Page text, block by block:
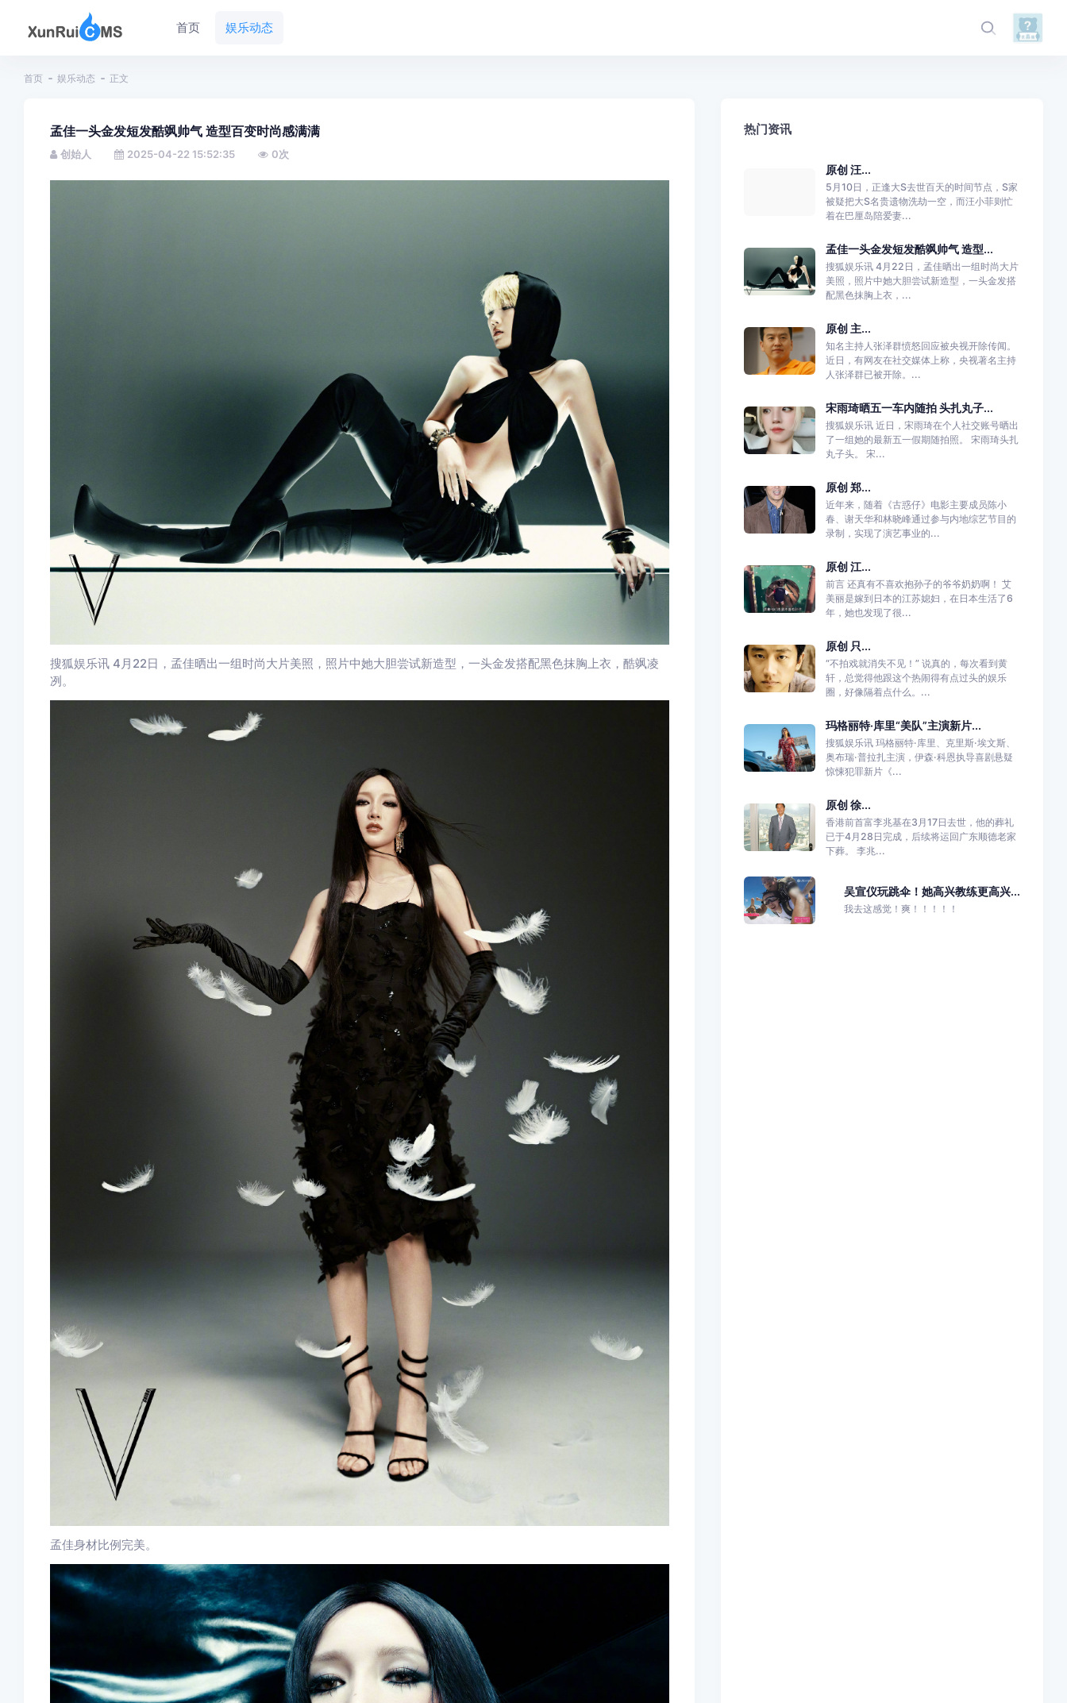
首页 娱乐动态
首页 娱乐动态 正文
孟佳一头金发短发酷飒帅气 造型百变时尚感满满
创始人 2025-04-22 15:52:35 0次
搜狐娱乐讯 4月22日，孟佳晒出一组时尚大片美照，照片中她大胆尝试新造型，一头金发搭配黑色抹胸上衣，酷飒凌
冽。
孟佳身材比例完美。
热门资讯
原创 汪...
5月10日，正逢大S去世百天的时间节点，S家
被疑把大S名贵遗物洗劫一空，而汪小菲则忙
着在巴厘岛陪爱妻...
孟佳一头金发短发酷飒帅气 造型...
搜狐娱乐讯 4月22日，孟佳晒出一组时尚大片
美照，照片中她大胆尝试新造型，一头金发搭
配黑色抹胸上衣，...
原创 主...
知名主持人张泽群愤怒回应被央视开除传闻。
近日，有网友在社交媒体上称，央视著名主持
人张泽群已被开除。...
宋雨琦晒五一车内随拍 头扎丸子...
搜狐娱乐讯 近日，宋雨琦在个人社交账号晒出
了一组她的最新五一假期随拍照。 宋雨琦头扎
丸子头。 宋...
原创 郑...
近年来，随着《古惑仔》电影主要成员陈小
春、谢天华和林晓峰通过参与内地综艺节目的
录制，实现了演艺事业的...
原创 江...
前言 还真有不喜欢抱孙子的爷爷奶奶啊！ 艾
美丽是嫁到日本的江苏媳妇，在日本生活了6
年，她也发现了很...
原创 只...
“不拍戏就消失不见！” 说真的，每次看到黄
轩，总觉得他跟这个热闹得有点过头的娱乐
圈，好像隔着点什么。...
玛格丽特·库里“美队”主演新片...
搜狐娱乐讯 玛格丽特·库里、克里斯·埃文斯、
奥布瑞·普拉扎主演，伊森·科恩执导喜剧悬疑
惊悚犯罪新片《...
原创 徐...
香港前首富李兆基在3月17日去世，他的葬礼
已于4月28日完成，后续将运回广东顺德老家
下葬。 李兆...
吴宣仪玩跳伞！她高兴教练更高兴...
我去这感觉！爽！！！！！